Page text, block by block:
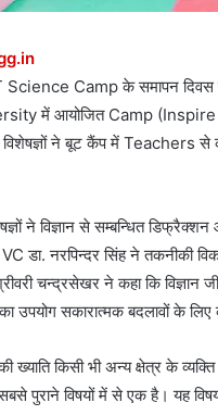
Science Camp के समापन
में आयोजित Camp (Inspire
ने बूट कैंप में Teachers से
ने विज्ञान से सम्बन्धित
VC डा. नरपिन्दर सिंह ने
चन्द्रसेखर ने कहा कि
उपयोग सकारात्मक बदलावों के लिए
ख्याति किसी भी अन्य क्षेत्र के
पुराने विषयों में से एक है। यह